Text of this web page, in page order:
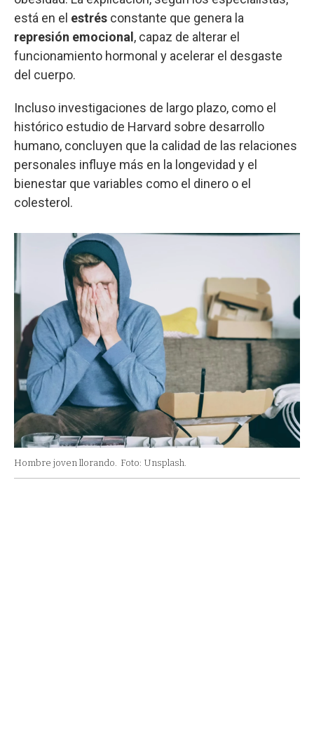
está en el estrés constante que genera la
represión emocional , capaz de alterar el
funcionamiento hormonal y acelerar el desgaste
del cuerpo.
Incluso investigaciones de largo plazo, como el
histórico estudio de Harvard sobre desarrollo
humano, concluyen que la calidad de las relaciones
personales influye más en la longevidad y el
bienestar que variables como el dinero o el
colesterol.
Hombre joven llorando. Foto: Unsplash.